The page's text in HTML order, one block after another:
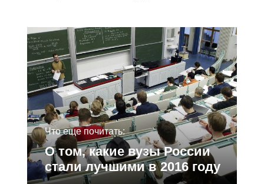
Что еще почитать:
О том, какие вузы России
стали лучшими в 2016 году